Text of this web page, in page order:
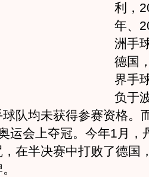
利，
年、
洲手
德国
界手
负于
队均未获得参赛资格。
运会上夺冠。今年1月，
在半决赛中打败了德国